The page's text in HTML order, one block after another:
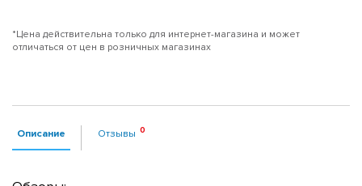
*Цена действительна только для интернет-магазина и может
отличаться от цен в розничных магазинах
Описание Отзывы